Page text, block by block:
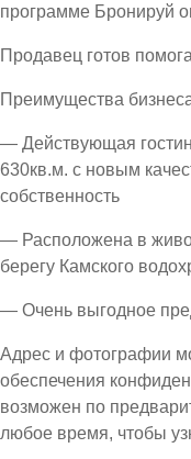
программе Бронируй
Продавец готов
Преимущества
— Действующая
630кв.м. с новым
собственность
— Расположена в
берегу Камского
— Очень выгодное
Адрес и фотографии
обеспечения
возможен по
любое время, чтобы